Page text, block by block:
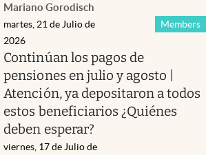
Mariano Gorodisch
Members
martes, 21 de Julio de
2026
Continúan los pagos de
pensiones en julio y agosto |
Atención, ya depositaron a todos
estos beneficiarios ¿Quiénes
deben esperar?
viernes, 17 de Julio de